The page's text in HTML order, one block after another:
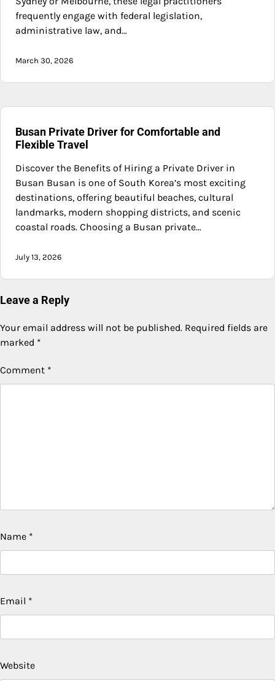
frequently engage with federal legislation,
administrative law, and…
March 30, 2026
Busan Private Driver for Comfortable and
Flexible Travel
Discover the Benefits of Hiring a Private Driver in
Busan Busan is one of South Korea’s most exciting
destinations, offering beautiful beaches, cultural
landmarks, modern shopping districts, and scenic
coastal roads. Choosing a Busan private…
July 13, 2026
Leave a Reply
Your email address will not be published. Required fields are
marked *
Comment *
Name *
Email *
Website